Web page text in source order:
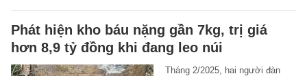
Phát hiện kho báu nặng gần 7kg, trị giá
hơn 8,9 tỷ đồng khi đang leo núi
Tháng 2/2025, hai người đàn